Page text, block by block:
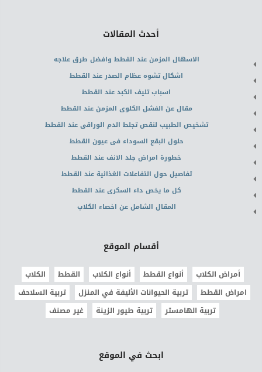
أحدث المقالات
الاسهال المزمن عند القطط وافضل طرق علاجه
اشكال تشوه عظام الصدر عند القطط
اسباب تليف الكبد عند القطط
مقال عن الفشل الكلوى المزمن عند القطط
تشخيص الطبيب لنقص تجلط الدم الوراقى عند القطط
حلول البقع السوداء فى عيون القطط
خطورة امراض جلد الانف عند القطط
تفاصيل حول التفاعلات الغذائية عند القطط
كل ما يخص داء السكرى عند القطط
المقال الشامل عن اخصاء الكلاب
أقسام الموقع
أمراض الكلاب أنواع القطط أنواع الكلاب القطط
الكلاب
امراض القطط
تربية الحيوانات الأليفة في المنزل
تربية السلاحف
تربية الهامستر
تربية طيور الزينة غير مصنف
ابحث في الموقع